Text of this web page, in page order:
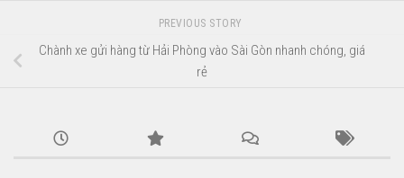
PREVIOUS STORY
Chành xe gửi hàng từ Hải Phòng vào Sài Gòn nhanh chóng, giá
rẻ